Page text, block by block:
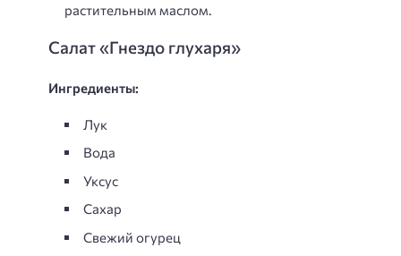
растительным маслом.
Салат «Гнездо глухаря»
Ингредиенты:
Лук
Вода
Уксус
Сахар
Свежий огурец